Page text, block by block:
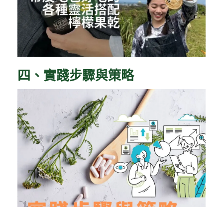
四、實踐步驟與策略